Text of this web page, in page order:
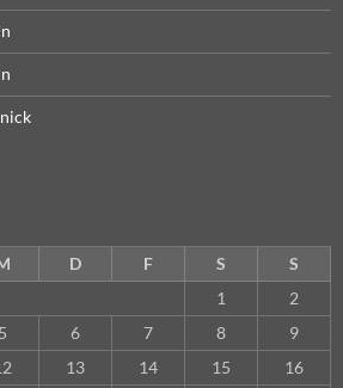
D F S
S
1
2
5 6 7 8
9
13 14 15
16